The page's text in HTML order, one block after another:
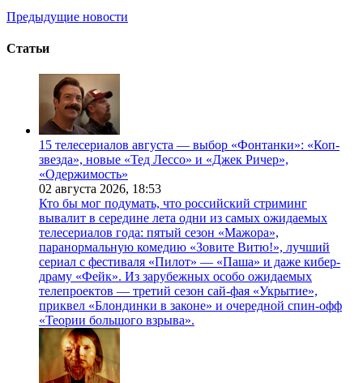
Предыдущие новости
Статьи
15 телесериалов августа — выбор «Фонтанки»: «Коп-
звезда», новые «Тед Лессо» и «Джек Ричер»,
«Одержимость»
02 августа 2026, 18:53
Кто бы мог подумать, что российский стриминг
вывалит в середине лета одни из самых ожидаемых
телесериалов года: пятый сезон «Мажора»,
паранормальную комедию «Зовите Витю!», лучший
сериал с фестиваля «Пилот» — «Паша» и даже кибер-
драму «Фейк». Из зарубежных особо ожидаемых
телепроектов — третий сезон сай-фая «Укрытие»,
приквел «Блондинки в законе» и очередной спин-офф
«Теории большого взрыва».